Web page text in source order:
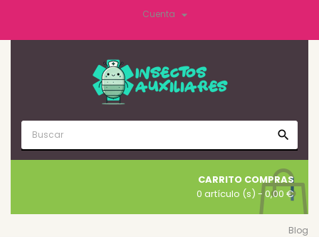
Cuenta 
search
CARRITO COMPRAS
0 artículo (s) - 0,00 €
Blog